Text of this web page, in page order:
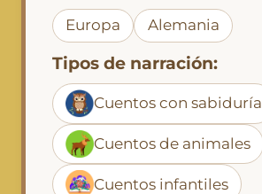
Europa Alemania
Tipos de narración:
Cuentos con sabiduría
Cuentos de animales
Cuentos infantiles